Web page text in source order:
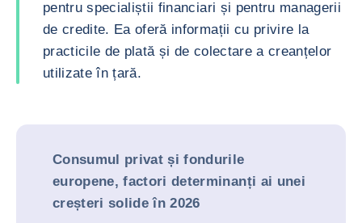
pentru specialiștii financiari și pentru managerii
de credite. Ea oferă informații cu privire la
practicile de plată și de colectare a creanțelor
utilizate în țară.
Consumul privat și fondurile
europene, factori determinanți ai unei
creșteri solide în 2026